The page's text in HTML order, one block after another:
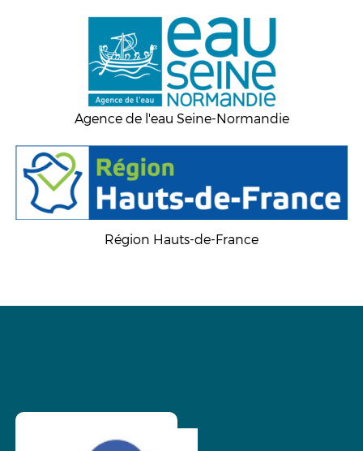
Agence de l'eau Seine-Normandie
Région Hauts-de-France